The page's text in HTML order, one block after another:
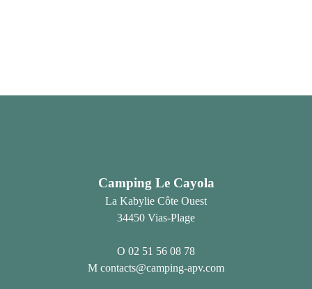
Camping Le Cayola
La Kabylie Côte Ouest
34450 Vias-Plage
02 51 56 08 78
contacts@camping-apv.com